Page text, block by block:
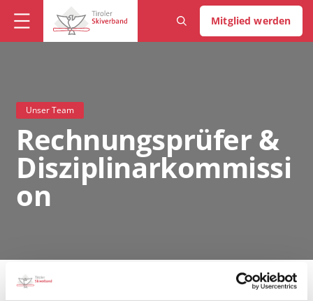
Mitglied werden
Unser Team
Rechnungsprüfer &
Disziplinarkommissi
on
Rechnungsprüfer